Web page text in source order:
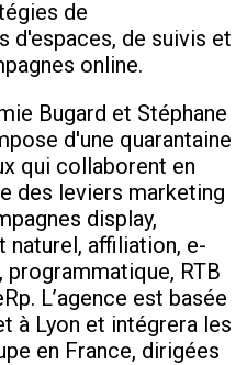
de
d'espaces, de suivis et
online.
Bugard et Stéphane
d'une quarantaine
qui collaborent en
des leviers marketing
display,
naturel, affiliation, e-
RTB
L’agence est basée
à Lyon et intégrera les
en France, dirigées